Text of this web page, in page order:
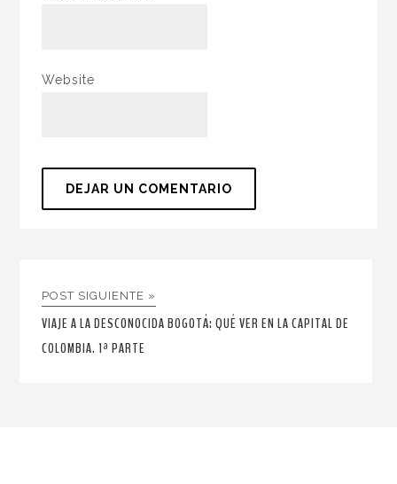
Website
POST SIGUIENTE »
VIAJE A LA DESCONOCIDA BOGOTÁ: QUÉ VER EN LA CAPITAL DE
COLOMBIA. 1ª PARTE